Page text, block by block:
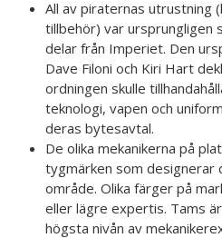
All av piraternas utrustning
tillbehör) var ursprungligen
delar från Imperiet. Den
Dave Filoni och Kiri Hart
ordningen skulle
teknologi, vapen och
deras bytesavtal.
De olika mekanikerna på
tygmärken som designerar
område. Olika färger på
eller lägre expertis. Tams
högsta nivån av